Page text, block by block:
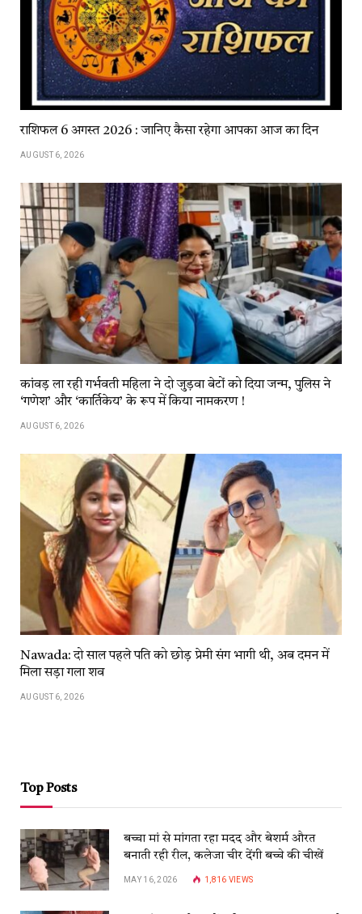
राशिफल 6 अगस्त 2026 : जानिए कैसा रहेगा आपका आज का दिन
AUGUST 6, 2026
कांवड़​​ ला​​ रही​​ गर्भवती महिला ने दो जुड़वा बेटों को दिया जन्म, पुलिस ने
‘गणेश’ और ‘कार्तिकेय’ के रूप में किया नामकरण !
AUGUST 6, 2026
Nawada: दो साल पहले पति को छोड़ प्रेमी संग भागी थी, अब दमन में
मिला सड़ा गला शव
AUGUST 6, 2026
Top Posts
बच्चा मां से मांगता रहा मदद और बेशर्म औरत
बनाती रही रील, कलेजा चीर देंगी बच्चे की चीखें
MAY 16, 2026 1,816 VIEWS